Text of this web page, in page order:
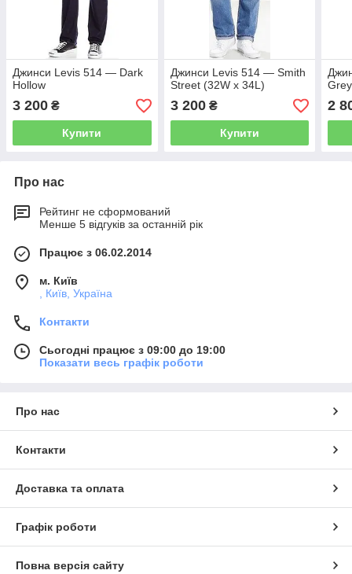
Джинси Levis 514 — Dark
Hollow
3 200 ₴
Купити
Джинси Levis 514 — Smith
Street (32W x 34L)
3 200₴
Купити
2
Про нас
Рейтинг не сформований
Менше 5 відгуків за останній рік
Працює з 06.02.2014
м. Київ
, Київ, Україна
Контакти
Сьогодні працює з 09:00 до 19:00
Показати весь графік роботи
Про нас
Контакти
Доставка та оплата
Графік роботи
Повна версія сайту